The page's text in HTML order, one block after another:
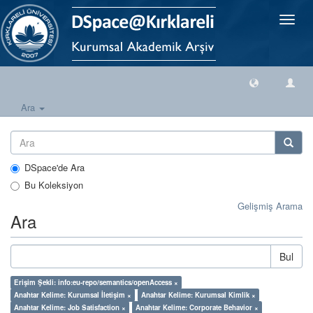
Geçiş
Ara
DSpace'de Ara
Bu Koleksiyon
Gelişmiş Arama
Ara
Bul
Erişim Şekli: info:eu-repo/semantics/openAccess ×
Anahtar Kelime: Kurumsal İletişim ×
Anahtar Kelime: Kurumsal Kimlik ×
Anahtar Kelime: Job Satisfaction ×
Anahtar Kelime: Corporate Behavior ×